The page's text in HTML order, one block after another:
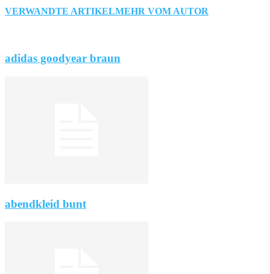
VERWANDTE ARTIKELMEHR VOM AUTOR
adidas goodyear braun
abendkleid bunt